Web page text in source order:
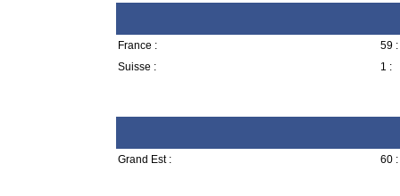
France :
59 :
Suisse :
1 :
Grand Est : 60 :